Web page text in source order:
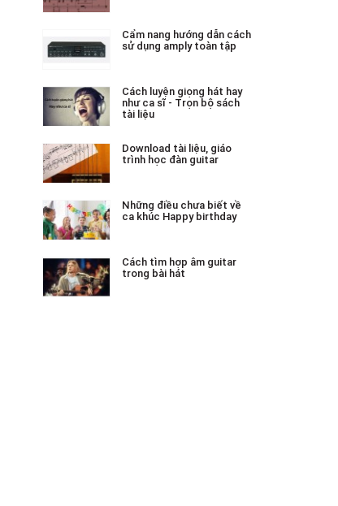
Cẩm nang hướng dẫn cách
sử dụng amply toàn tập
Cách luyện giọng hát hay
như ca sĩ - Trọn bộ sách
tài liệu
Download tài liệu, giáo
trình học đàn guitar
Những điều chưa biết về
ca khúc Happy birthday
Cách tìm hợp âm guitar
trong bài hát